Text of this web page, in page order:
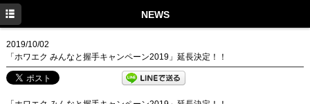
NEWS
2019/10/02
「ホワエク みんなと握手キャンペーン2019」延長決定！！
NEWS
SCHEDULE